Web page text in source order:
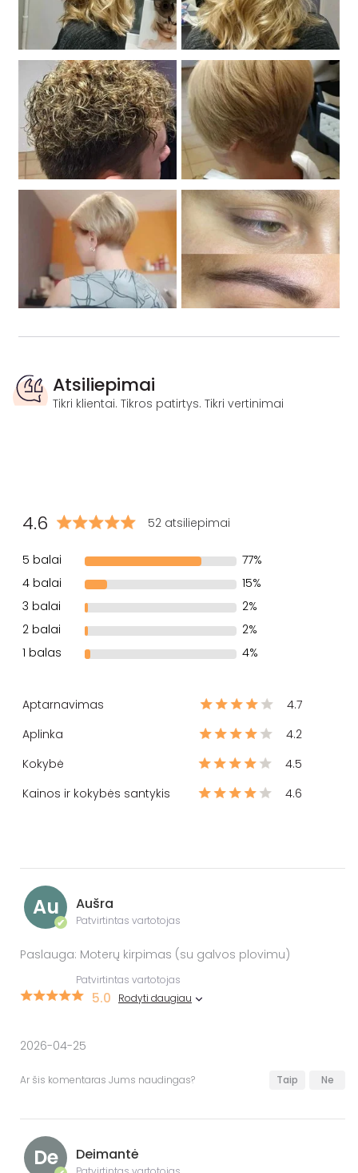
Atsiliepimai
Tikri klientai. Tikros patirtys. Tikri vertinimai
4.6 52 atsiliepimai
5 balai
77%
4 balai
15%
3 balai
2%
2 balai
2%
1 balas
4%
Aptarnavimas
4.7
Aplinka
4.2
Kokybė
4.5
Kainos ir kokybės santykis
4.6
Au
✔
Aušra
Patvirtintas vartotojas
Paslauga: Moterų kirpimas (su galvos plovimu)
Patvirtintas vartotojas
5.0 Rodyti daugiau
2026-04-25
Ar šis komentaras Jums naudingas? Taip Ne
De Deimantė